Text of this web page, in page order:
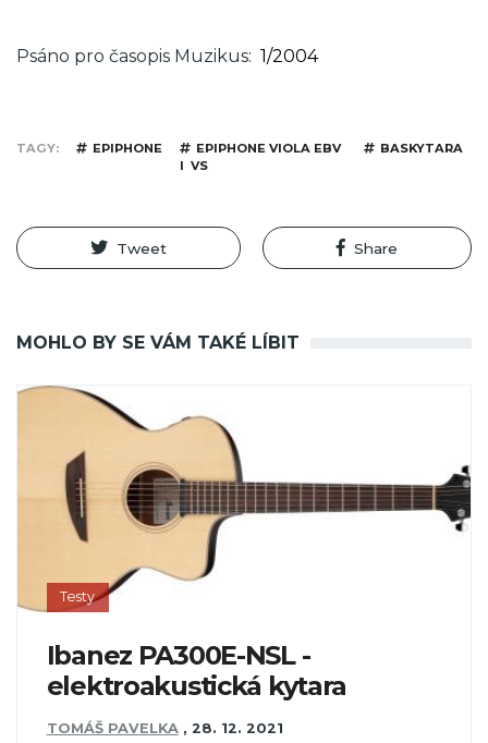
Psáno pro časopis Muzikus 1/2004
TAGY EPIPHONE
EPIPHONE VIOLA EBV
I  VS
BASKYTARA
Tweet Share
MOHLO BY SE VÁM TAKÉ LÍBIT
Testy
Ibanez PA300E-NSL -
elektroakustická kytara
TOMÁŠ PAVELKA , 28. 12. 2021